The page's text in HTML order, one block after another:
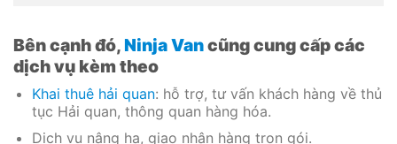
Bên cạnh đó,Ninja Vancũng cung cấp các
dịch vụ kèm theo
Khai thuê hải quan: hỗ trợ, tư vấn khách hàng về thủ
tục Hải quan, thông quan hàng hóa.
Dịch vụ nâng hạ, giao nhận hàng trọn gói.